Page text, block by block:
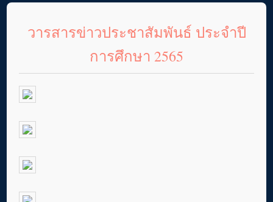
วารสารข่าวประชาสัมพันธ์ ประจำปี
การศึกษา 2565